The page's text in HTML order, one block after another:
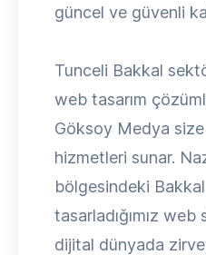
güncel ve güvenli
Tunceli Bakkal
web tasarım
Göksoy Medya
hizmetleri sunar.
bölgesindeki
tasarladığımız web
dijital dünyada